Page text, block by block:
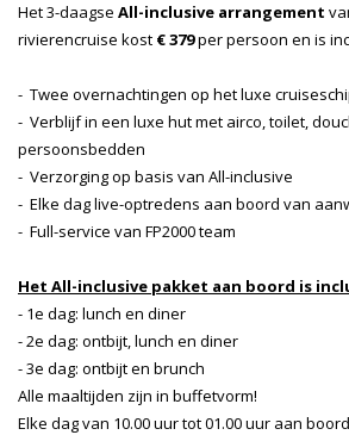
Het 3-daagse All-inclusive arrangement
rivierencruise kost € 379per persoon en is
- Twee overnachtingen op het luxe
- Verblijf in een luxe hut met airco, toilet,
persoonsbedden
- Verzorging op basis van All-inclusive
- Elke dag live-optredens aan boord van
- Full-service van FP2000 team
Het All-inclusive pakket aan boord is
- 1e dag: lunch en diner
- 2e dag: ontbijt, lunch en diner
- 3e dag: ontbijt en brunch
Alle maaltijden zijn in buffetvorm!
Elke dag van 10.00 uur tot 01.00 uur aan